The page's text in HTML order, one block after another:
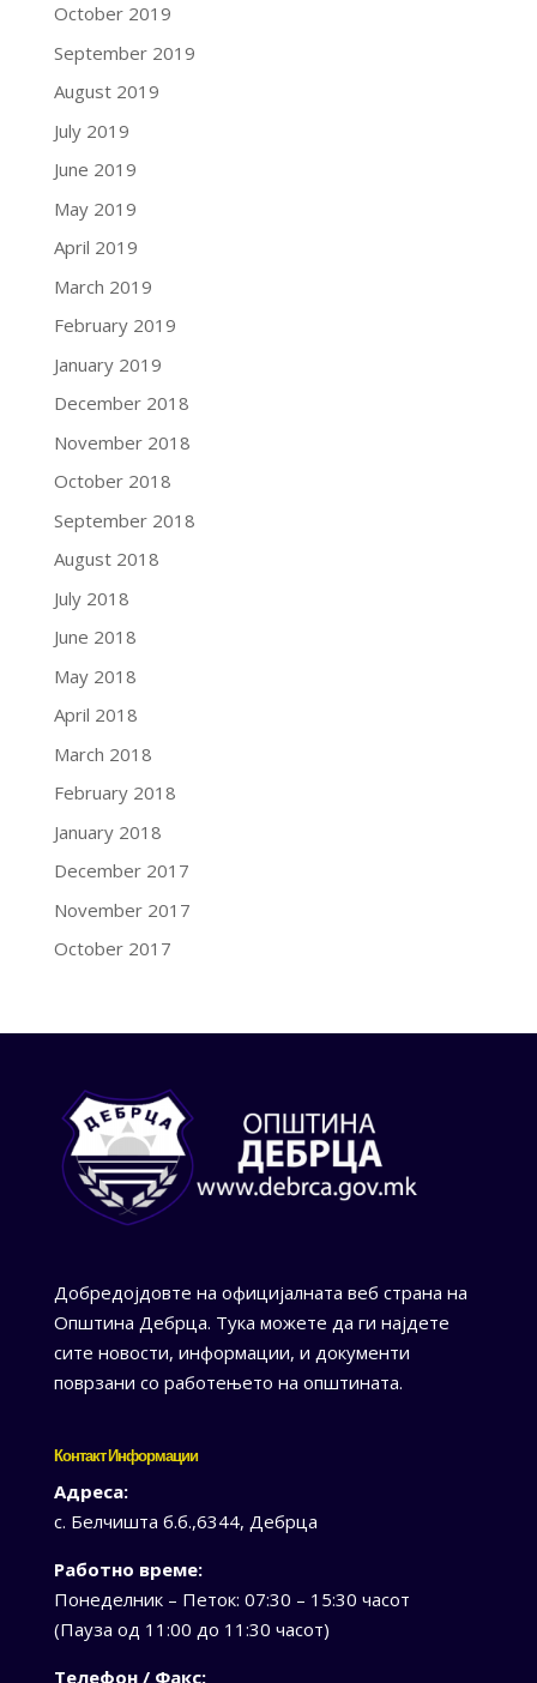
October 2019
September 2019
August 2019
July 2019
June 2019
May 2019
April 2019
March 2019
February 2019
January 2019
December 2018
November 2018
October 2018
September 2018
August 2018
July 2018
June 2018
May 2018
April 2018
March 2018
February 2018
January 2018
December 2017
November 2017
October 2017
Добредојдовте на официјалната веб страна на
Општина Дебрца. Тука можете да ги најдете
сите новости, информации, и документи
поврзани со работењето на општината.
Контакт Информации
Адреса:
с. Белчишта б.б.,6344, Дебрца
Работно време:
Понеделник – Петок: 07:30 – 15:30 часот
(Пауза од 11:00 до 11:30 часот)
Телефон / Факс: